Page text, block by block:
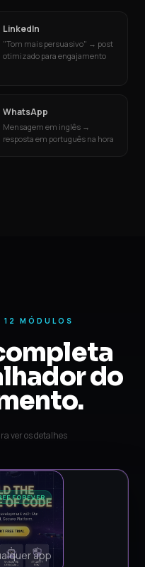
LinkedIn
"Tom mais persuasivo" → post
otimizado para engajamento
WhatsApp
Mensagem em inglês →
resposta em português na hora
12 MÓDULOS
do
ver os detalhes
FOREVER
app
Thoth Helper
aparece onde você
Slack. Dite, pergunte,
de janela. Funciona